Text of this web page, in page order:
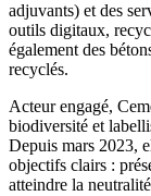
adjuvants) et des
outils digitaux,
également des
recyclés.
Acteur engagé,
biodiversité et
Depuis mars 2023,
objectifs clairs :
atteindre la